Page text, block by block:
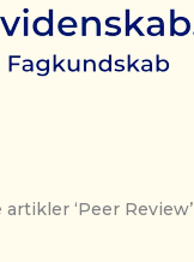
‘Peer Review’